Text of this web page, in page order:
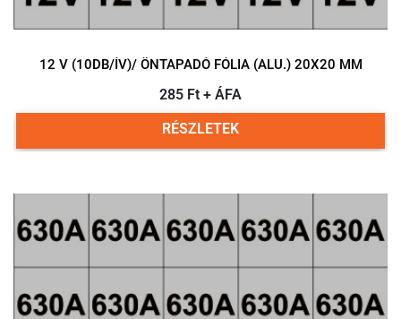
12 V (10DB/ÍV)/ ÖNTAPADÓ FÓLIA (ALU.) 20X20 MM
285 Ft + ÁFA
RÉSZLETEK